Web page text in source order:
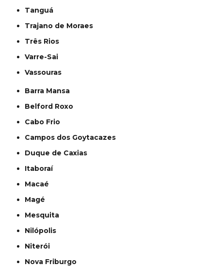
Tanguá
Trajano de Moraes
Três Rios
Varre-Sai
Vassouras
Barra Mansa
Belford Roxo
Cabo Frio
Campos dos Goytacazes
Duque de Caxias
Itaboraí
Macaé
Magé
Mesquita
Nilópolis
Niterói
Nova Friburgo